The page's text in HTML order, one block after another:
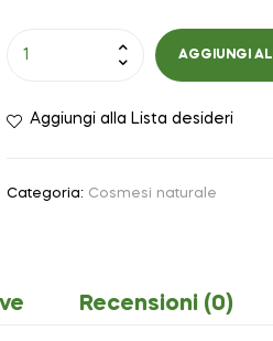
AGGIUNGI
Aggiungi alla Lista desideri
Categoria: Cosmesi naturale
Recensioni (0)